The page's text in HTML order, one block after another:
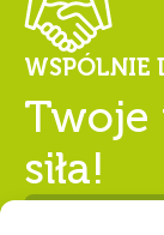
WSPÓLNIE
Twoje
siła!